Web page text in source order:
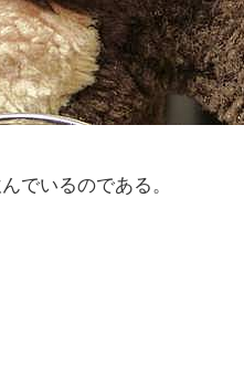
でいるのである。